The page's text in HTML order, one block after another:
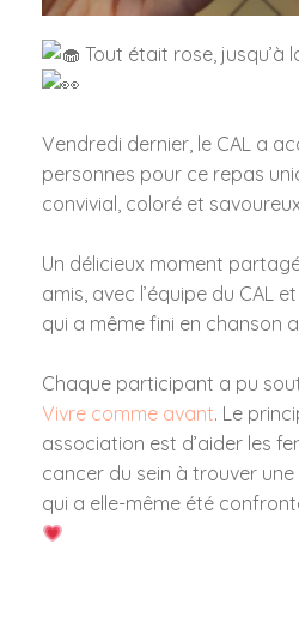
Tout était rose, jusqu’à
Vendredi dernier, le CAL a
personnes pour ce repas
convivial, coloré et
Un délicieux moment
amis, avec l’équipe du CAL
qui a même fini en chanson
Chaque participant a pu
Vivre comme avant. Le
association est d’aider les
cancer du sein à trouver une
qui a elle-même été